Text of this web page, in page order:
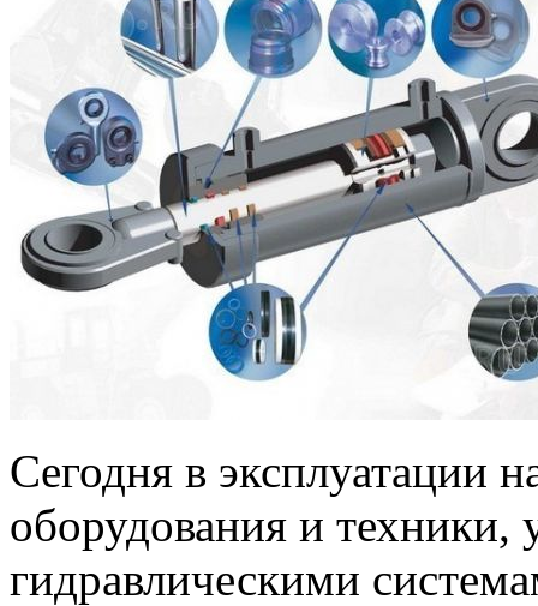
Сегодня в эксплуатации
оборудования и техники,
гидравлическими